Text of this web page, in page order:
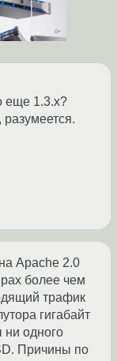
еще 1.3.x?
Apache 2.0
более чем
трафик
гигабайт
ни одного
Причины по